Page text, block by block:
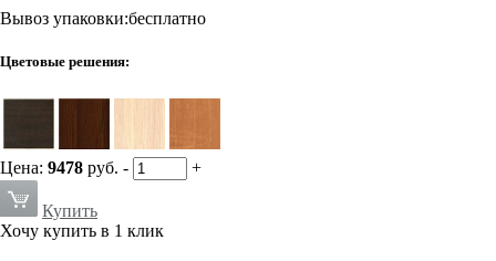
Вывоз упаковки:бесплатно
Цветовые решения:
Цена: 9478 руб. - +
Купить
Хочу купить в 1 клик